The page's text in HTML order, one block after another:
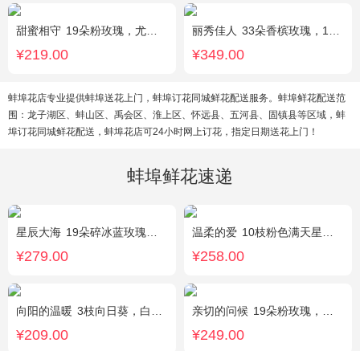
甜蜜相守 19朵粉玫瑰，尤加利、小花搭配
¥219.00
丽秀佳人 33朵香槟玫瑰，1条灯带，桔梗、绿叶搭配
¥349.00
蚌埠花店专业提供蚌埠送花上门，蚌埠订花同城鲜花配送服务。蚌埠鲜花配送范
围：龙子湖区、蚌山区、禹会区、淮上区、怀远县、五河县、固镇县等区域，蚌
埠订花同城鲜花配送，蚌埠花店可24小时网上订花，指定日期送花上门！
蚌埠鲜花速递
星辰大海 19朵碎冰蓝玫瑰，尤加利绿叶搭配
¥279.00
温柔的爱 10枝粉色满天星，1条灯带
¥258.00
向阳的温暖 3枝向日葵，白色洋桔梗、绿叶搭配
¥209.00
亲切的问候 19朵粉玫瑰，叶上黄金点缀。
¥249.00